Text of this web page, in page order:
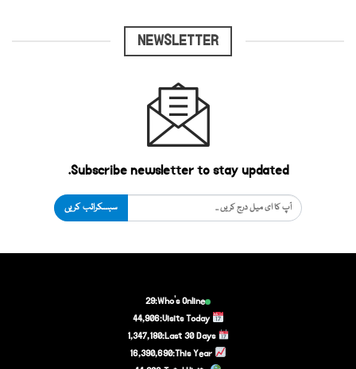
NEWSLETTER
Subscribe newsletter to stay updated.
سبسکرائب کریں
Who's Online:
29
Visits Today:
44,906
Last 30 Days:
1,347,180
16,390,690